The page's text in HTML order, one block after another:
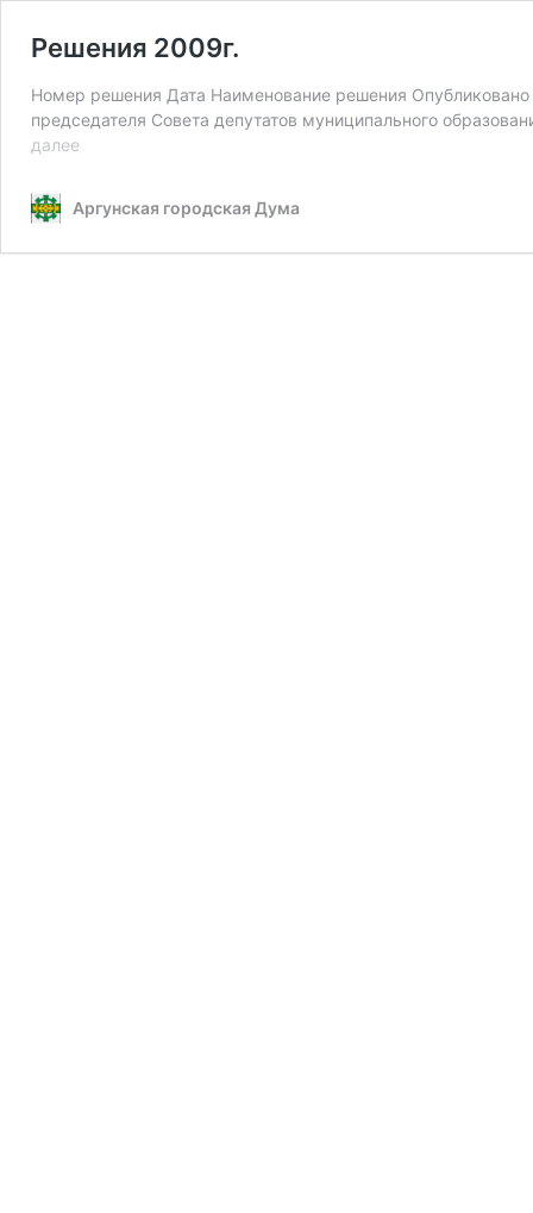
Решения 2009г.
Номер решения Дата Наименование решения
председателя Совета депутатов муниципального
далее
Аргунская городская Дума